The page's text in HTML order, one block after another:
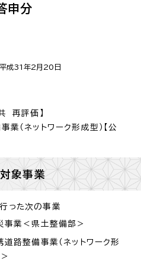
申分
成31年2月20日
再評価】
（ネットワーク形成型）【公
象事業
った次の事業
事業＜県土整備部＞
路整備事業（ネットワーク形